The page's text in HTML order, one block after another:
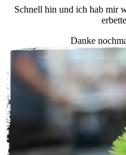
Schnell hin und ich hab mir
Danke